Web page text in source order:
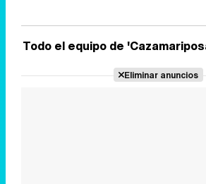
Todo el equipo de
Eliminar anuncios